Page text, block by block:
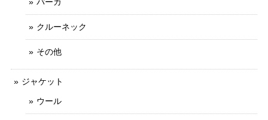
クルーネック
その他
ジャケット
ウール